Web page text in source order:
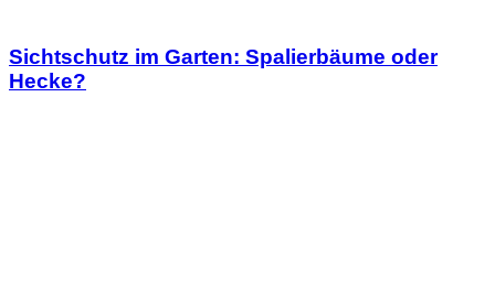
Sichtschutz im Garten: Spalierbäume oder
Hecke?